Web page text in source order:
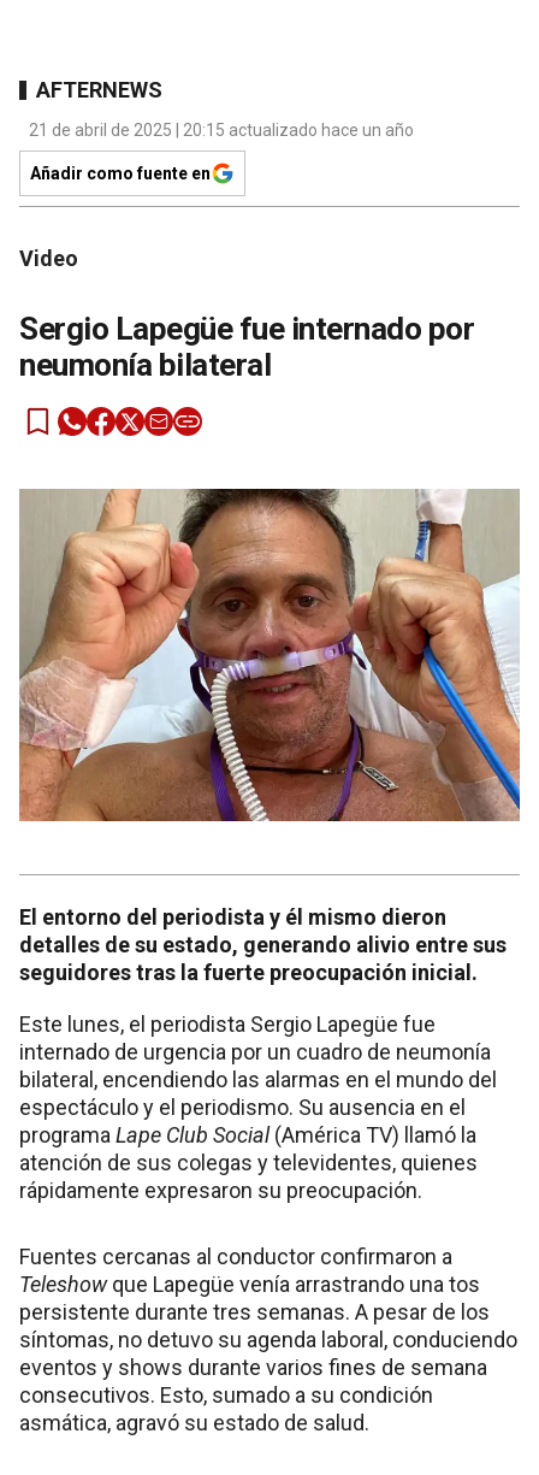
AFTERNEWS
21 de abril de 2025 | 20:15 actualizado hace un año
Añadir como fuente en
Video
Sergio Lapegüe fue internado por
neumonía bilateral
El entorno del periodista y él mismo dieron
detalles de su estado, generando alivio entre sus
seguidores tras la fuerte preocupación inicial.
Este lunes, el periodista Sergio Lapegüe fue
internado de urgencia por un cuadro de neumonía
bilateral, encendiendo las alarmas en el mundo del
espectáculo y el periodismo. Su ausencia en el
programaLape Club Social(América TV) llamó la
atención de sus colegas y televidentes, quienes
rápidamente expresaron su preocupación.
Fuentes cercanas al conductor confirmaron a
Teleshowque Lapegüe venía arrastrando una tos
persistente durante tres semanas. A pesar de los
síntomas, no detuvo su agenda laboral, conduciendo
eventos y shows durante varios fines de semana
consecutivos. Esto, sumado a su condición
asmática, agravó su estado de salud.